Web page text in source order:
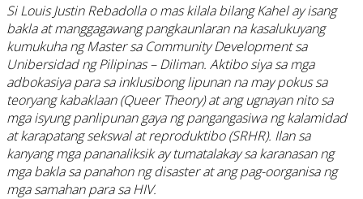
Si Louis Justin Rebadolla o mas kilala bilang Kahel ay isang
bakla at manggagawang pangkaunlaran na kasalukuyang
kumukuha ng Master sa Community Development sa
Unibersidad ng Pilipinas – Diliman. Aktibo siya sa mga
adbokasiya para sa inklusibong lipunan na may pokus sa
teoryang kabaklaan (Queer Theory) at ang ugnayan nito sa
mga isyung panlipunan gaya ng pangangasiwa ng kalamidad
at karapatang sekswal at reproduktibo (SRHR). Ilan sa
kanyang mga pananaliksik ay tumatalakay sa karanasan ng
mga bakla sa panahon ng disaster at ang pag-oorganisa ng
mga samahan para sa HIV.